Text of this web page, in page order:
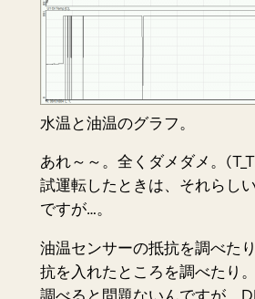
水温と油温のグラフ。
あれ～～。全くダメダメ。
試運転したときは、それらし
ですが…。
油温センサーの抵抗を調べた
抗を入れたところを調べたり